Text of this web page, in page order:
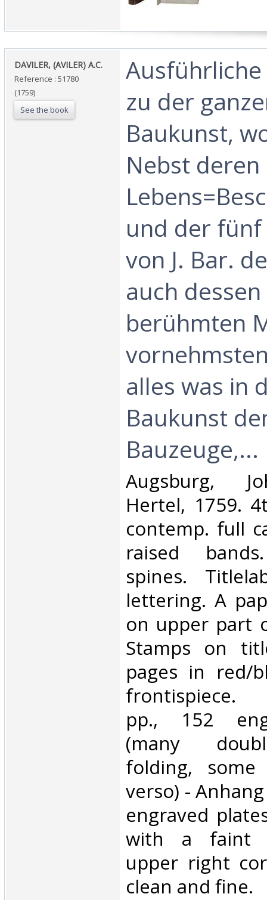
‎DAVILER, (AVILER) A.C.‎
Reference : 51780
(1759)
See the book
zu der
Baukunst,
Nebst deren
und der
von J. Bar.
auch
berühmten
alles was in
Baukunst
Bauzeuge,...‎
‎Augsburg,
Hertel, 1759.
contemp. full
raised
spines.
lettering. A
on upper part
Stamps on
pages in red/
frontispiece.
pp., 152
(many
folding,
verso) -
engraved
with a faint
upper right
clean and fine.‎